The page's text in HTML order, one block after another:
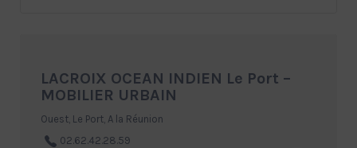
LACROIX OCEAN INDIEN Le Port –
MOBILIER URBAIN
Ouest, Le Port, A la Réunion
02.62.42.28.59